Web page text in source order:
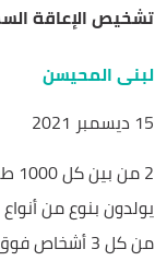
تشخيص الإعاقة
لبنى المحيسن
15 ديسمبر 2021
2
من كل 3 أشخاص فوق عمر الـ65 و1 من...